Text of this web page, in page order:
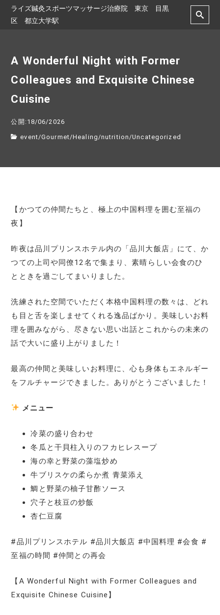
ライズ鍼灸スポーツマッサージ治療院 東京 目黒
区 都立大学駅
A Wonderful Night with Former
Colleagues and Exquisite Chinese
Cuisine
公開:18/06/2026
event/Gourmet/Healing /nutrition /Uncategorized
【かつての仲間たちと、極上の中国料理を囲む至福の
夜】
昨夜は品川プリンスホテル内の「品川大飯店」にて、か
つての上司や同僚12名で集まり、素晴らしい会食のひ
とときを過ごしてまいりました。
洗練された空間でいただく本格中国料理の数々は、どれ
も目と舌を楽しませてくれる逸品ばかり。美味しいお料
理を囲みながら、尽きない思い出話とこれからの未来の
話で大いに盛り上がりました！
最高の仲間と美味しいお料理に、心も身体もエネルギー
をフルチャージできました。ありがとうございました！
メニュー
冷菜の盛り合わせ
冬瓜と干貝柱入りのフカヒレスープ
海の幸と野菜の藻塩炒め
牛ブリスケの柔らか煮 青菜添え
鯛と野菜の柚子甘酢ソース
穴子と枝豆の炒飯
杏仁豆腐
#品川プリンスホテル #品川大飯店 #中国料理 #会食 #
至福の時間 #仲間との再会
【A Wonderful Night with Former Colleagues and
Exquisite Chinese Cuisine】